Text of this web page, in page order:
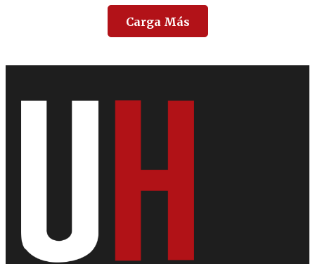
Carga Más